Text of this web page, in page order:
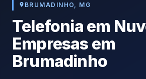
BRUMADINHO, MG
Telefonia em
Empresas em
Brumadinho